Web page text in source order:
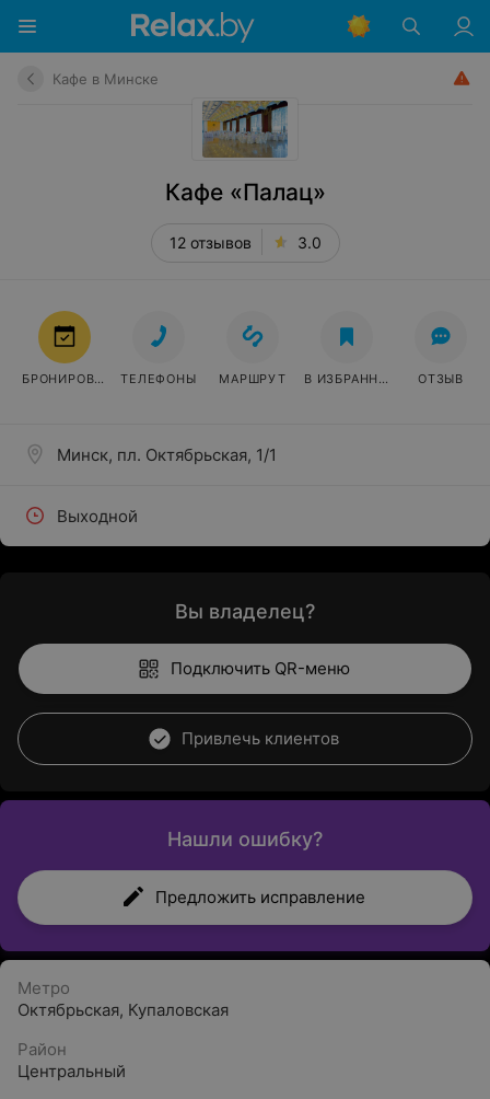
Кафе в Минске
Кафе «Палац»
12 отзывов 3.0
Минск, пл. Октябрьская, 1/1
Выходной
БРОНИРОВАТЬ ТЕЛЕФОНЫ МАРШРУТ В ИЗБРАННОЕ ОТЗЫВ
Вы владелец?
Подключить QR-меню
Привлечь клиентов
Нашли ошибку?
Предложить исправление
Метро
Октябрьская, Купаловская
Район
Центральный